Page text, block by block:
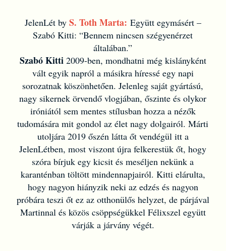
JelenLét by S. Toth Marta: Együtt egymásért –
Szabó Kitti: “Bennem nincsen szégyenérzet
általában.”
Szabó Kitti2009-ben, mondhatni még kislányként
vált egyik napról a másikra híressé egy napi
sorozatnak köszönhetően. Jelenleg saját gyártású,
nagy sikernek örvendő vlogjában, őszinte és olykor
iróniától sem mentes stílusban hozza a nézők
tudomására mit gondol az élet nagy dolgairól. Márti
utoljára 2019 őszén látta őt vendégül itt a
JelenLétben, most viszont újra felkerestük őt, hogy
szóra bírjuk egy kicsit és meséljen nekünk a
karanténban töltött mindennapjairól. Kitti elárulta,
hogy nagyon hiányzik neki az edzés és nagyon
próbára teszi őt ez az otthonülős helyzet, de párjával
Martinnal és közös csöppségükkel Félixszel együtt
várják a járvány végét.